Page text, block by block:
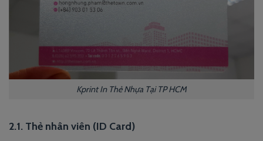
Kprint In Thẻ Nhựa Tại TP HCM
2.1. Thẻ nhân viên (ID Card)